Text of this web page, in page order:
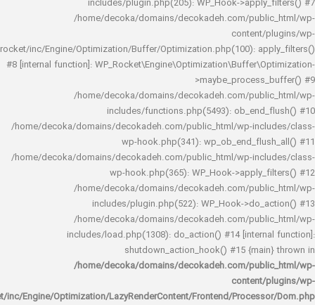
includes/plugin.php(205): WP_Hook-
/home/decoka/domains/decokadeh.com/
rocket/inc/Engine/Optimization/Buffer/Optimization.php(100):
#8 [internal function]:
/home/decoka/domains/decokadeh.com/
includes/functions.php(5493):
/home/decoka/domains/decokadeh.com/public_html/wp-
wp-hook.php(341):
/home/decoka/domains/decokadeh.com/public_html/wp-
wp-hook.php(365): WP_Hook-
/home/decoka/domains/decokadeh.com/
includes/plugin.php(522): WP_Hook-
/home/decoka/domains/decokadeh.com/
includes/load.php(1308): do_action() #14
shutdown_action_hook() #15
/home/decoka/domains/decokadeh.com/
rocket/inc/Engine/Optimization/LazyRenderContent/Frontend/